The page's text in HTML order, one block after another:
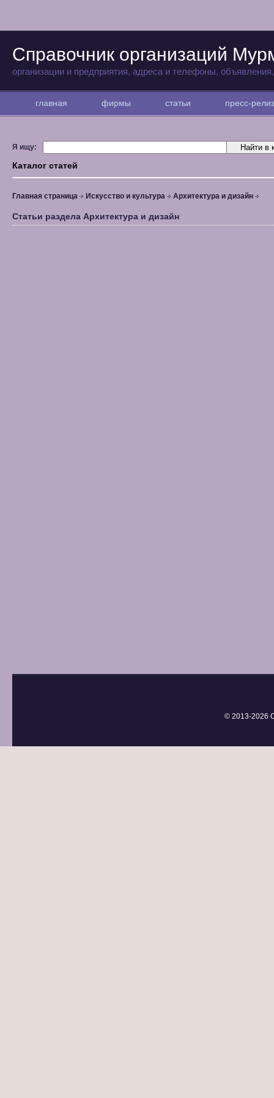
Справочник организаций
организации и предприятия, адреса и телефоны,
главная фирмы статьи пресс-
Я ищу:
Каталог статей
Главная страница Искусство и культура Архитектура и дизайн
Статьи раздела Архитектура и дизайн
© 2013-2026